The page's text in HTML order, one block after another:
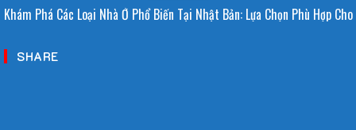
Khám Phá Các Loại Nhà Ở Phổ Biến Tại Nhật Bản: Lựa Chọn Phù Hợp Cho
SHARE